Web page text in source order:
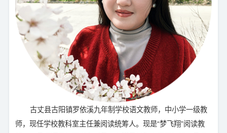
古丈县古阳镇罗依溪九年制学校语文教师，中小学一级教
师，现任学校教科室主任兼阅读统筹人。现是“梦飞翔”阅读教